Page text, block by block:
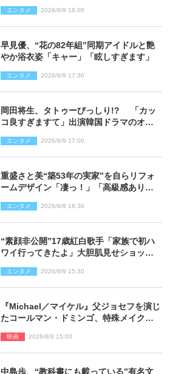
エンタメ 2026/8/9 18:00
早見優、“花の82年組”同期アイドルと艶
やか浴衣姿「キャー」「眩しすぎます」
エンタメ 2026/8/9 17:30
岡田将生、タトゥーびっしり!? 「カッ
コ良すぎますて」出演韓国ドラマのオフ
エンタメ 2026/8/9 17:00
重盛さと美“築53年の実家”を自らリフォ
ームデザイン「凄っ！」「高級感ありま
エンタメ 2026/8/9 16:30
“素顔非公開”17歳紅白歌手「家族で初ハ
ワイ行ってきたよ」大胆肌見せショット
エンタメ 2026/8/9 15:30
『Michael／マイケル』父ジョセフを演じ
たコールマン・ドミンゴ、特殊メイクに2
映画 2026/8/9 15:00
中島歩、“教科書にも載っている”有名文